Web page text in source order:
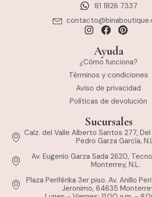
81 1826 7337
Ayuda
¿Cómo funciona?
Términos y condiciones
Aviso de privacidad
Políticas de devolución
Sucursales
Calz. del Valle Alberto Santos 277,
Pedro Garza García,
Av. Eugenio Garza Sada 2620,
Monterrey, N.L.
Plaza Periférika 3er piso. Av. Anillo
Jeronimo, 64635